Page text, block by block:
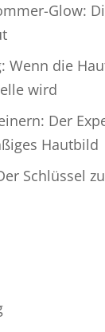
Glow:
Wenn die
wird
Der
Hautbild
Schlüssel